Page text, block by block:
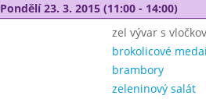
Pondělí 23. 3. 2015 (11:00 - 14:00)
zel vývar s
brokolicové
brambory
zeleninový salát